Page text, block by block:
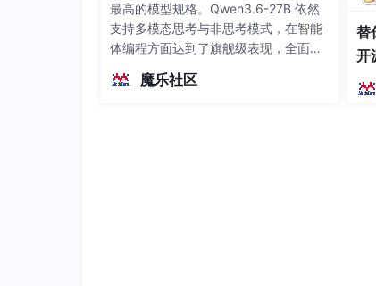
最高的模型规格。Qwen3.6-27B 依然
支持多模态思考与非思考模式，在智能
体编程方面达到了旗舰级表现，全面超
（总参数397B / 激活参数17B的MoE模
魔乐社区
替
开
染